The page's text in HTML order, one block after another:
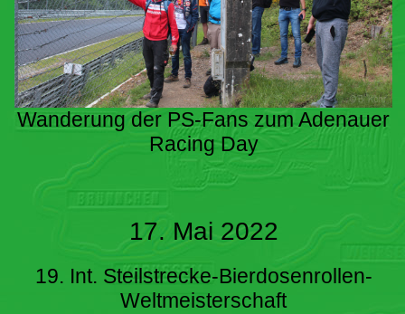
Wanderung der PS-Fans zum Adenauer
Racing Day
17. Mai 2022
19. Int. Steilstrecke-Bierdosenrollen-
Weltmeisterschaft